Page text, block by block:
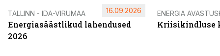
TALLINN - IDA-VIRUMAA
Energiasäästlikud lahendused
2026
16.09.2026 ENERGIA
Kriisikindluse